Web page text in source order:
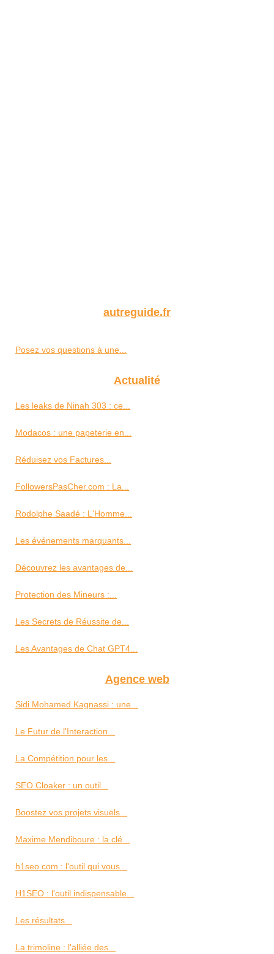
autreguide.fr
Posez vos questions à une...
Actualité
Les leaks de Ninah 303 : ce...
Modacos : une papeterie en...
Réduisez vos Factures...
FollowersPasCher.com : La...
Rodolphe Saadé : L'Homme...
Les événements marquants...
Découvrez les avantages de...
Protection des Mineurs :...
Les Secrets de Réussite de...
Les Avantages de Chat GPT4...
Agence web
Sidi Mohamed Kagnassi : une...
Le Futur de l'Interaction...
La Compétition pour les...
SEO Cloaker : un outil...
Boostez vos projets visuels...
Maxime Mendiboure : la clé...
h1seo.com : l'outil qui vous...
H1SEO : l'outil indispensable...
Les résultats...
La trimoline : l'alliée des...